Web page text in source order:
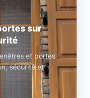
sur
et portes
sécurité et